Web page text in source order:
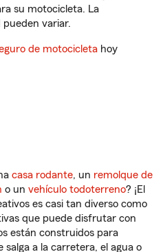
su motocicleta. La
pueden variar.
de motocicleta hoy
casa rodante, un remolque de
o un vehículo todoterreno? ¡El
es casi tan diverso como
que puede disfrutar con
están construidos para
a la carretera, el agua o